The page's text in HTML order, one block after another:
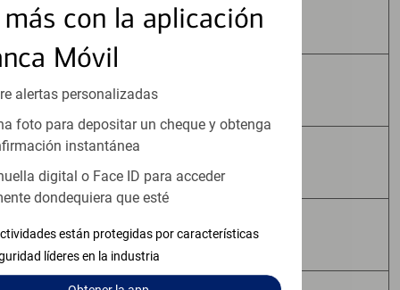
con la aplicación
Móvil
alertas personalizadas
foto para depositar un cheque y obtenga
instantánea
digital o Face ID para acceder
dondequiera que esté
están protegidas por características
líderes en la industria
No Están Asegurados por FDIC
No Tienen Garantía Bancaria
No Constituyen Depósitos